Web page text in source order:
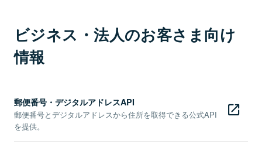
ビジネス・法人のお客さま向け
情報
郵便番号・デジタルアドレスAPI
郵便番号とデジタルアドレスから住所を取得できる公式API
を提供。